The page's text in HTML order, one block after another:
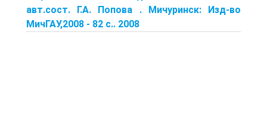
авт.сост. Г.А. Попова . Мичуринск: Изд-во
МичГАУ,2008 - 82 с.. 2008